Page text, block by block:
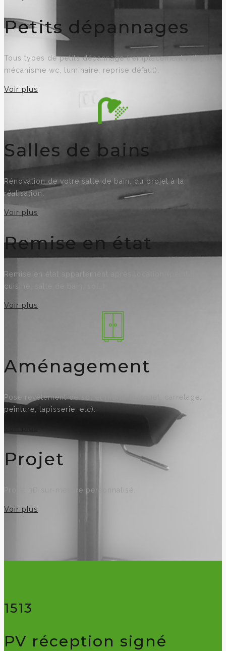
Petits dépannages
Tous types de petits dépannage (remplacement mitigeur,
mécanisme wc, luminaire, reprise défaut).
Voir plus
Salles de bains
Rénovation de votre salle de bain, du projet à la
réalisation.
Voir plus
Remise en état
Remise en état appartement après location (peinture,
cuisine, salle de bain, sol…).
Voir plus
Aménagement
Pose revêtement de sol et mural (parquet, carrelage,
peinture, tapisserie, etc).
Projet
Projet 3D sur-mesure personnalisé.
Voir plus
1513
PV réception signé